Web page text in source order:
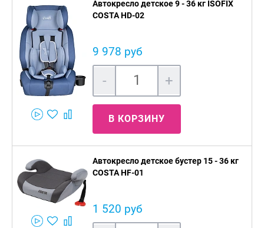
Автокресло детское 9 - 36 кг ISOFIX
COSTA HD-02
9 978 руб
- +
В КОРЗИНУ
Автокресло детское бустер 15 - 36 кг
COSTA HF-01
1 520 руб